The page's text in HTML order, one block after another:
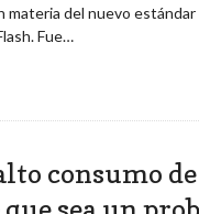
materia del nuevo estándar
Fue…
consumo